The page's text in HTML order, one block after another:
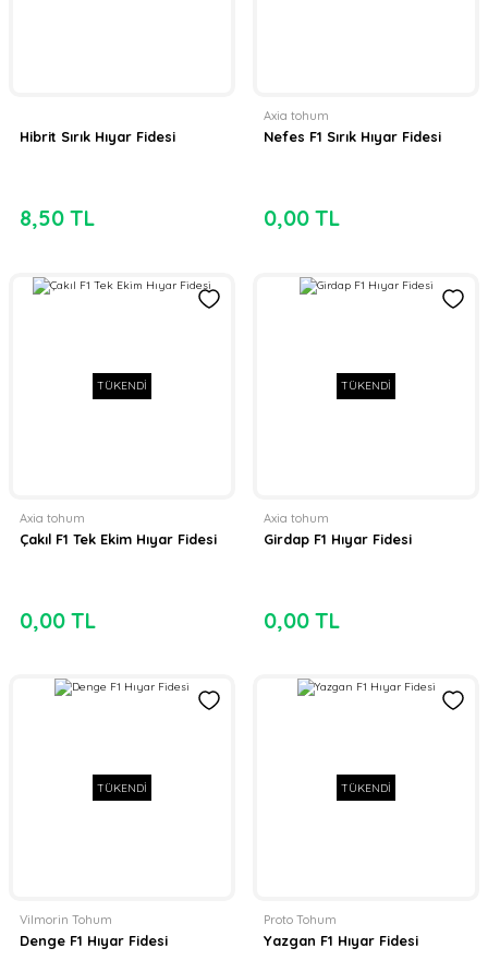
Hibrit Sırık Hıyar Fidesi
8,50 TL
Axia tohum
Nefes F1 Sırık Hıyar Fidesi
0,00 TL
TÜKENDİ
Axia tohum
Çakıl F1 Tek Ekim Hıyar Fidesi
0,00 TL
TÜKENDİ
Axia tohum
Girdap F1 Hıyar Fidesi
0,00 TL
TÜKENDİ
Vilmorin Tohum
Denge F1 Hıyar Fidesi
TÜKENDİ
Proto Tohum
Yazgan F1 Hıyar Fidesi